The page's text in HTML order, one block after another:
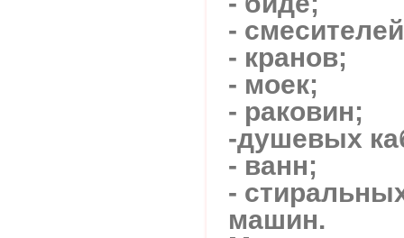
-
- кранов;
- моек;
- раковин;
-душевых
- ванн;
-
машин.